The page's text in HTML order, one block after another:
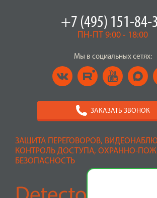
ЗАЩИТА ПЕРЕГОВОРОВ,
КОНТРОЛЬ ДОСТУПА, ОХРАННО-
БЕЗОПАСНОСТЬ
+7 (495) 151-84-
ПН-ПТ 9:00 - 18:00
Мы в социальных сетях:
ЗАКАЗАТЬ ЗВОНОК